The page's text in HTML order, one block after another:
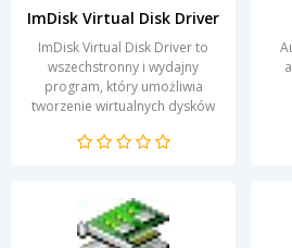
ImDisk Virtual Disk Driver
ImDisk Virtual Disk Driver to
wszechstronny i wydajny
program, który umożliwia
tworzenie wirtualnych dysków
Windows. Dzięki tej...